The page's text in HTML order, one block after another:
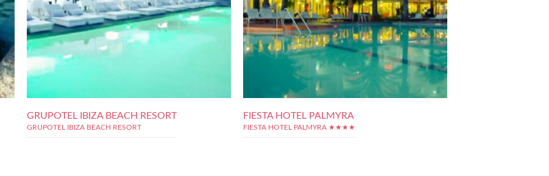
GRUPOTEL IBIZA BEACH RESORT
GRUPOTEL IBIZA BEACH RESORT
FIESTA HOTEL PALMYRA
FIESTA HOTEL PALMYRA ★★★★